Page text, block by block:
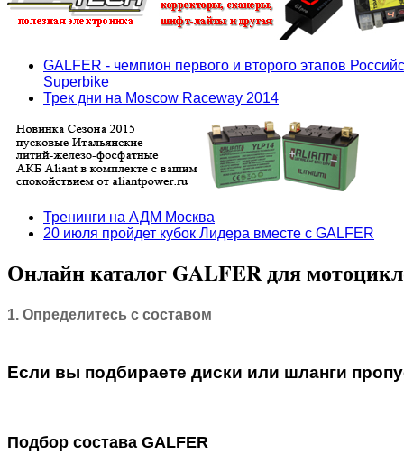
GALFER - чемпион первого и второго этапов
Superbike
Трек дни на Moscow Raceway 2014
Тренинги на АДМ Москва
20 июля пройдет кубок Лидера вместе с GALFER
Онлайн каталог GALFER для
1. Определитесь с составом
Если вы подбираете диски или шланги
Подбор состава GALFER